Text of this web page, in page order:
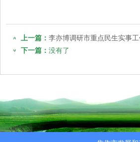
上一篇： 李亦博调研市重点民生实事
下一篇： 没有了